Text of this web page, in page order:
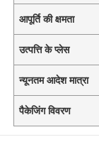
आपूर्ति की क्षमता
उत्पत्ति के प्लेस
न्यूनतम आदेश मात्रा
पैकेजिंग विवरण